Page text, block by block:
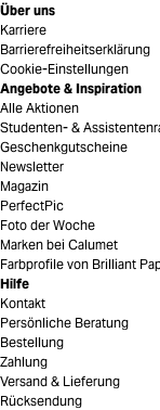
Über uns
Karriere
Barrierefreiheitserklärung
Cookie-Einstellungen
Angebote & Inspiration
Alle Aktionen
Studenten- &
Geschenkgutscheine
Newsletter
Magazin
PerfectPic
Foto der Woche
Marken bei Calumet
Farbprofile von Brilliant
Hilfe
Kontakt
Persönliche Beratung
Bestellung
Zahlung
Versand & Lieferung
Rücksendung